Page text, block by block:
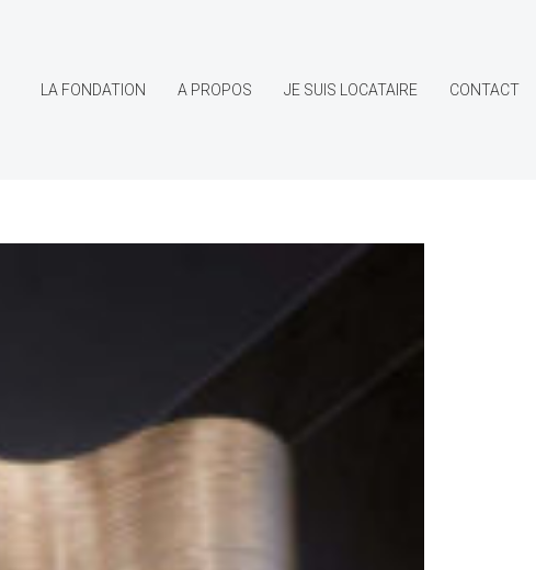
LA FONDATION A PROPOS JE SUIS LOCATAIRE CONTACT